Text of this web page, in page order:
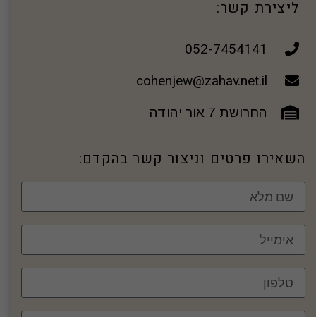
ליצירת קשר:
052-7454141
cohenjew@zahav.net.il
החרושת 7 אור יהודה
השאירו פרטים וניצור קשר בהקדם: